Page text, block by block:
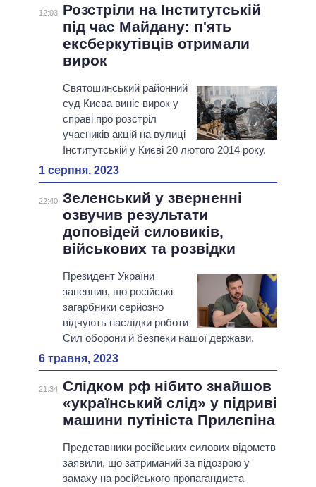
12:03
Розстріли на Інститутській
під час Майдану: п'ять
ексберкутівців отримали
вирок
Святошинський районний
суд Києва виніс вирок у
справі про розстріл
учасників акцій на вулиці
Інститутській у Києві 20 лютого 2014 року.
1 серпня, 2023
22:40 Зеленський у зверненні
озвучив результати
доповідей силовиків,
військових та розвідки
Президент України
запевнив, що російські
загарбники серйозно
відчують наслідки роботи
Сил оборони й безпеки нашої держави.
6 травня, 2023
21:34 Слідком рф нібито знайшов
«український слід» у підриві
машини путініста Прилєпіна
Представники російських силових відомств
заявили, що затриманий за підозрою у
замаху на російського пропагандиста